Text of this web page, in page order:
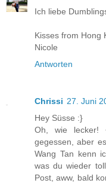
Ich liebe
Kisses from Hong
Nicole
Antworten
Chrissi 27. Juni
Hey Süsse :}
Oh, wie lecker!
gegessen, aber
Wang Tan kenn
was du wieder
Post, aww, bald